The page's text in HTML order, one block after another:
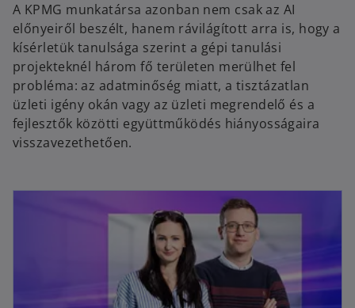
A KPMG munkatársa azonban nem csak az AI
előnyeiről beszélt, hanem rávilágított arra is, hogy a
kísérletük tanulsága szerint a gépi tanulási
projekteknél három fő területen merülhet fel
probléma: az adatminőség miatt, a tisztázatlan
üzleti igény okán vagy az üzleti megrendelő és a
fejlesztők közötti együttműködés hiányosságaira
visszavezethetően.